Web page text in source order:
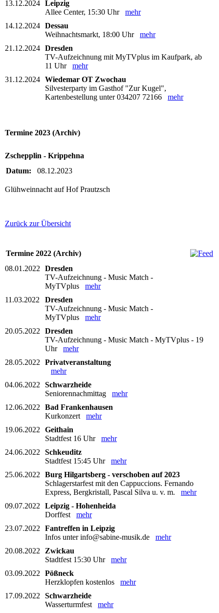
13.12.2024 Leipzig
Allee Center, 15:30 Uhr mehr
14.12.2024 Dessau
Weihnachtsmarkt, 18:00 Uhr mehr
21.12.2024 Dresden
TV-Aufzeichnung mit MyTVplus im Kaufpark, ab
11 Uhr mehr
31.12.2024 Wiedemar OT Zwochau
Silvesterparty im Gasthof "Zur Kugel",
Kartenbestellung unter 034207 72166 mehr
Termine 2023 (Archiv)
Zschepplin - Krippehna
Datum:
08.12.2023
Glühweinnacht auf Hof Prautzsch
Zurück zur Übersicht
Termine 2022 (Archiv)
08.01.2022
Dresden
TV-Aufzeichnung - Music Match -
MyTVplus mehr
11.03.2022
Dresden
TV-Aufzeichnung - Music Match -
MyTVplus mehr
20.05.2022
Dresden
TV-Aufzeichnung - Music Match - MyTVplus - 19
Uhr mehr
28.05.2022
Privatveranstaltung
mehr
04.06.2022
Schwarzheide
Seniorennachmittag mehr
12.06.2022
Bad Frankenhausen
Kurkonzert mehr
19.06.2022
Geithain
Stadtfest 16 Uhr mehr
24.06.2022
Schkeuditz
Stadtfest 15:45 Uhr mehr
25.06.2022
Burg Hilgartsberg - verschoben auf 2023
Schlagerstarfest mit den Cappuccions. Fernando
Express, Bergkristall, Pascal Silva u. v. m. mehr
09.07.2022
Leipzig - Hohenheida
Dorffest mehr
23.07.2022
Fantreffen in Leipzig
Infos unter info@sabine-musik.de mehr
20.08.2022
Zwickau
Stadtfest 15:30 Uhr mehr
03.09.2022
Pößneck
Herzklopfen kostenlos mehr
17.09.2022
Schwarzheide
Wasserturmfest mehr